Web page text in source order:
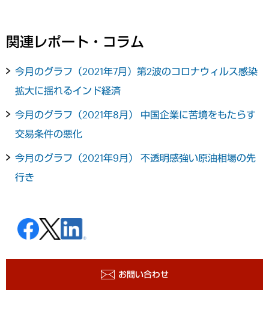
関連レポート・コラム
今月のグラフ（2021年7月）第2波のコロナウィルス感染
拡大に揺れるインド経済
今月のグラフ（2021年8月） 中国企業に苦境をもたらす
交易条件の悪化
今月のグラフ（2021年9月） 不透明感強い原油相場の先
行き
お問い合わせ